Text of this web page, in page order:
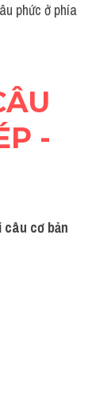
phức ở phía
-
câu cơ bản